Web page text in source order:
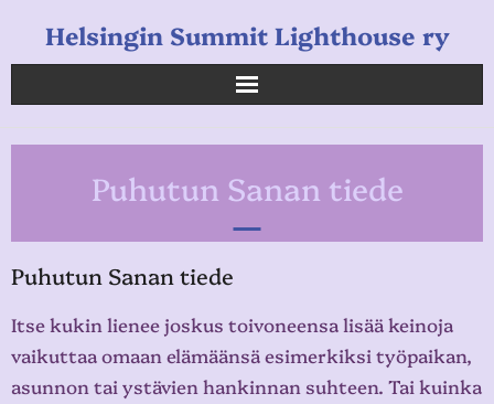
Helsingin Summit Lighthouse ry
Opetukset
Verkkokauppa
Linkkejä
Puhutun Sanan tiede
Puhutun Sanan tiede
Itse kukin lienee joskus toivoneensa lisää keinoja
vaikuttaa omaan elämäänsä esimerkiksi työpaikan,
asunnon tai ystävien hankinnan suhteen. Tai kuinka